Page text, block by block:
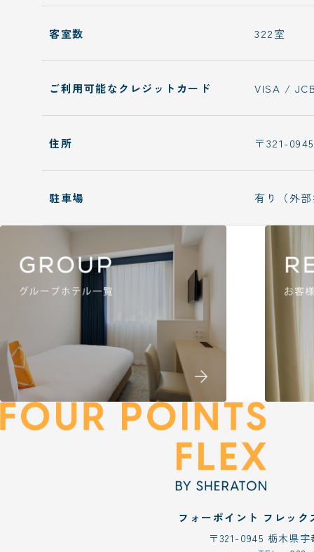
客室数 322室
ご利用可能なクレジットカード VISA /
住所 〒321-
駐車場 有り（外
フォーポイント フレッ
〒321-0945 栃木県